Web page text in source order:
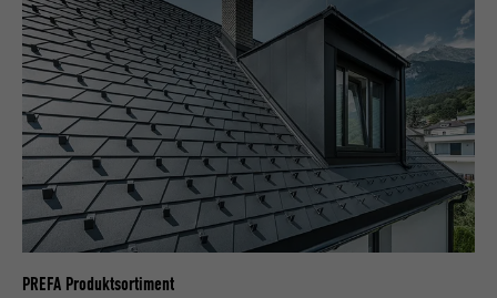
PREFA Produktsortiment